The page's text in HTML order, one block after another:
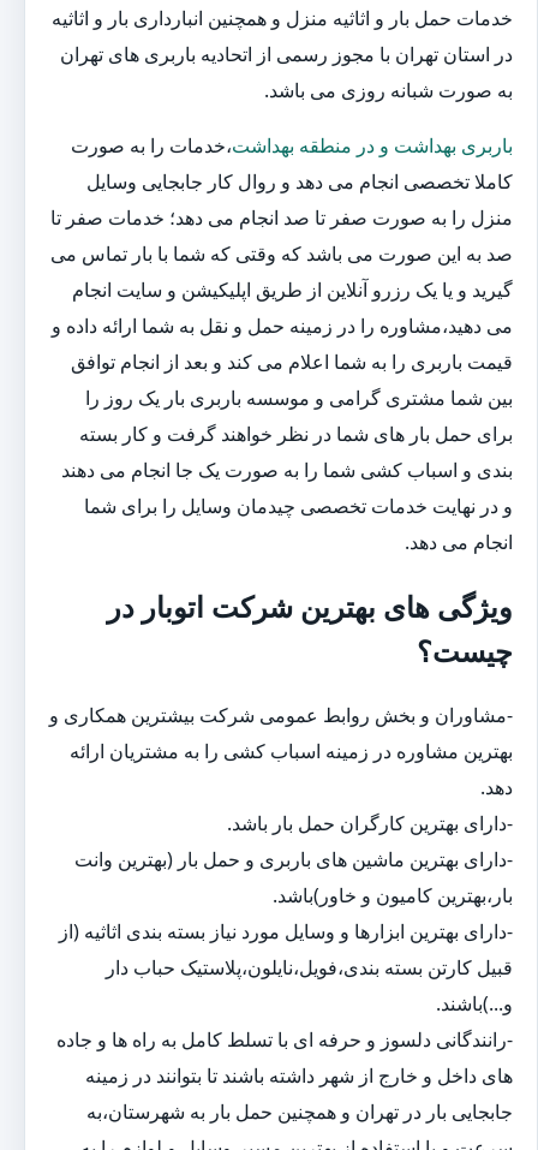
خدمات حمل بار و اثاثیه منزل و همچنین انبارداری بار و اثاثیه
در استان تهران با مجوز رسمی از اتحادیه باربری های تهران
به صورت شبانه روزی می باشد.
باربری بهداشت و در منطقه بهداشت،خدمات را به صورت
کاملا تخصصی انجام می دهد و روال کار جابجایی وسایل
منزل را به صورت صفر تا صد انجام می دهد؛ خدمات صفر تا
صد به این صورت می باشد که وقتی که شما با بار تماس می
گیرید و یا یک رزرو آنلاین از طریق اپلیکیشن و سایت انجام
می دهید،مشاوره را در زمینه حمل و نقل به شما ارائه داده و
قیمت باربری را به شما اعلام می کند و بعد از انجام توافق
بین شما مشتری گرامی و موسسه باربری بار یک روز را
برای حمل بار های شما در نظر خواهند گرفت و کار بسته
بندی و اسباب کشی شما را به صورت یک جا انجام می دهند
و در نهایت خدمات تخصصی چیدمان وسایل را برای شما
انجام می دهد.
ویژگی های بهترین شرکت اتوبار در
چیست؟
-مشاوران و بخش روابط عمومی شرکت بیشترین همکاری و
بهترین مشاوره در زمینه اسباب کشی را به مشتریان ارائه
دهد.
-دارای بهترین کارگران حمل بار باشد.
-دارای بهترین ماشین های باربری و حمل بار (بهترین وانت
بار،بهترین کامیون و خاور)باشد.
-دارای بهترین ابزارها و وسایل مورد نیاز بسته بندی اثاثیه (از
قبیل کارتن بسته بندی،فویل،نایلون،پلاستیک حباب دار
و...)باشند.
-رانندگانی دلسوز و حرفه ای با تسلط کامل به راه ها و جاده
های داخل و خارج از شهر داشته باشند تا بتوانند در زمینه
جابجایی بار در تهران و همچنین حمل بار به شهرستان،به